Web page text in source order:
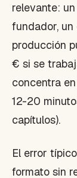
relevante:
fundador, un
producción
€ si se
concentra
12-20
capítulos).
El error
formato sin